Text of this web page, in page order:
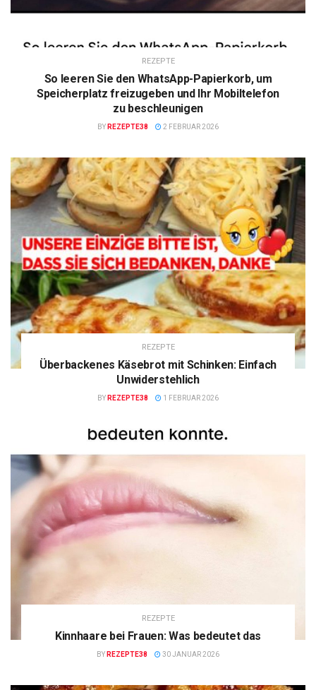
REZEPTE
So leeren Sie den WhatsApp-Papierkorb, um
Speicherplatz freizugeben und Ihr Mobiltelefon
zu beschleunigen
BY REZEPTE38 2 FEBRUAR 2026
REZEPTE
Überbackenes Käsebrot mit Schinken: Einfach
Unwiderstehlich
BY REZEPTE38 1 FEBRUAR 2026
REZEPTE
Kinnhaare bei Frauen: Was bedeutet das
BY REZEPTE38 30 JANUAR 2026